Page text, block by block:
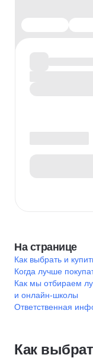
На странице
Как выбрать и
Когда лучше
Как мы отбираем
и онлайн-школы
Ответственная
Как